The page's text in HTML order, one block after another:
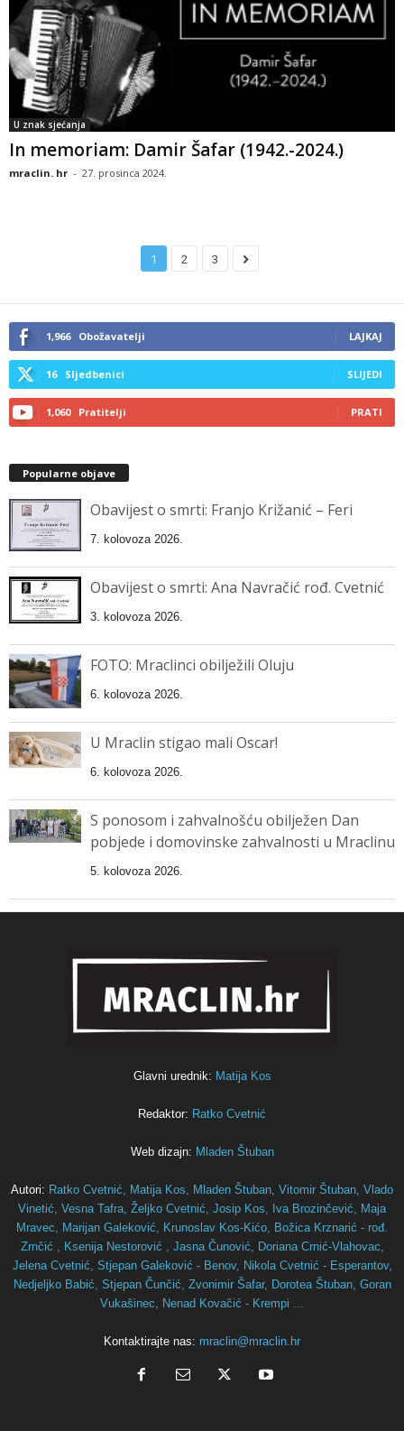
U znak sjećanja
In memoriam: Damir Šafar (1942.-2024.)
mraclin. hr - 27. prosinca 2024.
1 2 3
1,966 Obožavatelji LAJKAJ
16 Sljedbenici SLIJEDI
1,060 Pratitelji PRATI
Popularne objave
Obavijest o smrti: Franjo Križanić – Feri
7. kolovoza 2026.
Obavijest o smrti: Ana Navračić rođ. Cvetnić
3. kolovoza 2026.
FOTO: Mraclinci obilježili Oluju
6. kolovoza 2026.
U Mraclin stigao mali Oscar!
6. kolovoza 2026.
S ponosom i zahvalnošću obilježen Dan
pobjede i domovinske zahvalnosti u Mraclinu
5. kolovoza 2026.
Glavni urednik: Matija Kos
Redaktor: Ratko Cvetnić
Web dizajn: Mladen Štuban
Autori: Ratko Cvetnić, Matija Kos, Mladen Štuban, Vitomir Štuban, Vlado
Vinetić, Vesna Tafra, Željko Cvetnić, Josip Kos, Iva Brozinčević, Maja
Mravec, Marijan Galeković, Krunoslav Kos-Kićo, Božica Krznarić - rođ.
Zrnčić , Ksenija Nestorović , Jasna Čunović, Doriana Crnić-Vlahovac,
Jelena Cvetnić, Stjepan Galeković - Benov, Nikola Cvetnić - Esperantov,
Nedjeljko Babić, Stjepan Čunčić, Zvonimir Šafar, Dorotea Štuban, Goran
Vukašinec, Nenad Kovačić - Krempi ...
Kontaktirajte nas: mraclin@mraclin.hr